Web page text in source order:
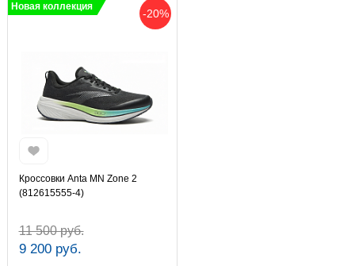
-20%
Новая коллекция
Кроссовки Anta MN Zone 2
(812615555-4)
11 500 руб.
9 200 руб.